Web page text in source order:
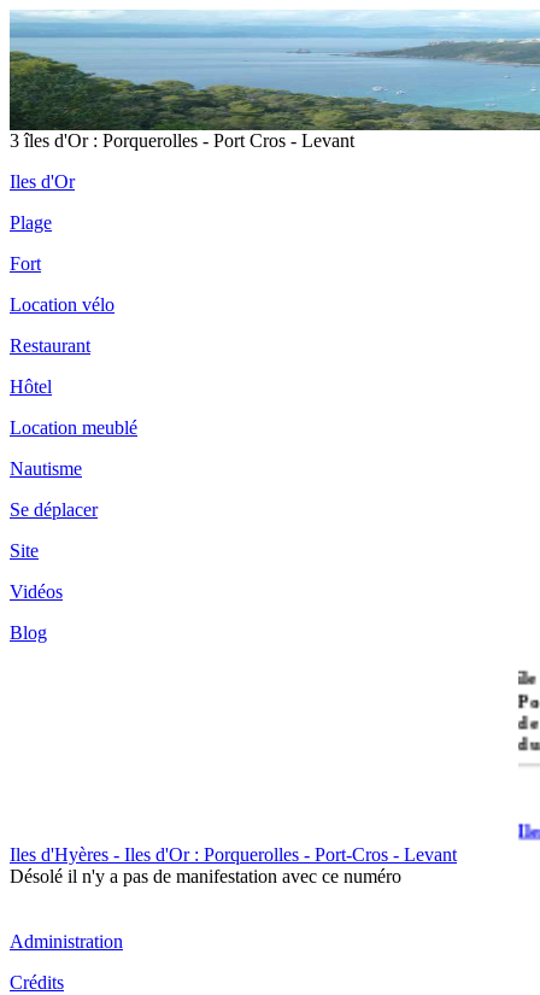
3 îles d'Or : Porquerolles - Port Cros - Levant
Iles d'Or
Plage
Fort
Location vélo
Restaurant
Hôtel
Location meublé
Nautisme
Se déplacer
Site
Vidéos
Blog
île
Iles d'Hyères - Iles d'Or : Porquerolles - Port-Cros - Levant
Désolé il n'y a pas de manifestation avec ce numéro
Administration
Crédits